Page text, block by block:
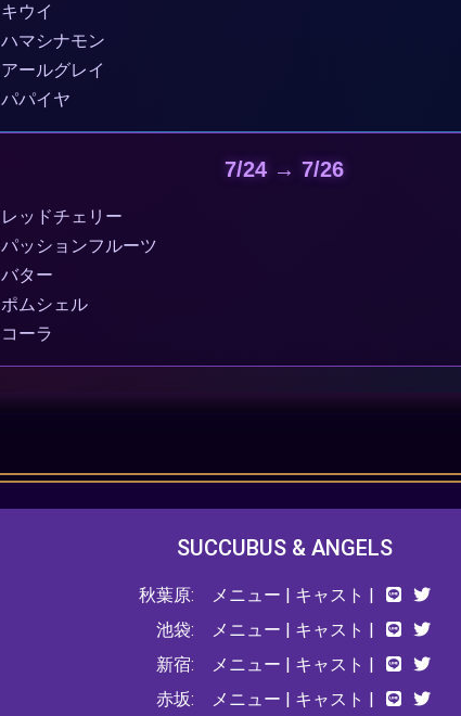
キウイ
ハマシナモン
アールグレイ
パパイヤ
7/24 → 7/26
レッドチェリー
パッションフルーツ
バター
ポムシェル
コーラ
SUCCUBUS & ANGELS
秋葉原:
池袋:
新宿:
赤坂:
メニュー キャスト
メニュー
キャスト
メニュー
キャスト
メニュー
キャスト